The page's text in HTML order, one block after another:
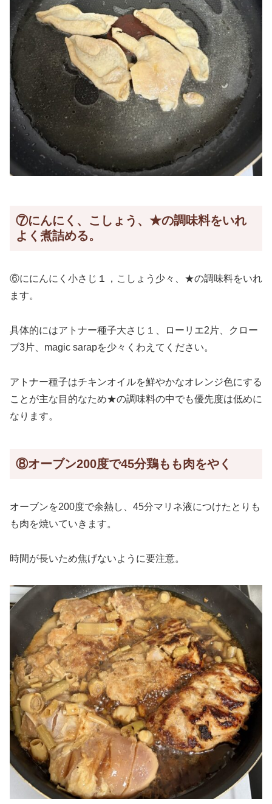
⑦にんにく、こしょう、★の調味料をいれ
よく煮詰める。
⑥ににんにく小さじ１，こしょう少々、★の調味料をいれ
ます。
具体的にはアトナー種子大さじ１、ローリエ2片、クロー
ブ3片、magic sarapを少々くわえてください。
アトナー種子はチキンオイルを鮮やかなオレンジ色にする
ことが主な目的なため★の調味料の中でも優先度は低めに
なります。
⑧オーブン200度で45分鶏もも肉をやく
オーブンを200度で余熱し、45分マリネ液につけたとりも
も肉を焼いていきます。
時間が長いため焦げないように要注意。